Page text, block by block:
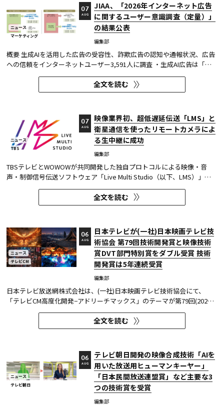
ニュース
マーケティング
JIAA、「2026年インターネット広告
に関するユーザー意識調査（定量）」
の結果公表
編集部
07
AUG
概要 生成AIを活用した広告の受容性、詐欺広告の認知や通報状況、広告
への信頼をインターネットユーザー3,591人に調査 ・生成AI広告は「条
件が整えば活用してよい」が52.0%。AI活用の明示や権利処理など、透
明性への配慮が受容の前提になる。 ・詐欺広告は各タイプとも70％の認
知があり、過去1年以内の接触経験は10～20％台。一方、通報経...
全文を読む
ニュース
TBS
映像業界初、超低遅延伝送「LMS」と
衛星通信を使ったリモートカメラによ
る生中継に成功
編集部
07
AUG
TBSテレビとWOWOWが共同開発した独自プロトコルによる映像・音
声・制御信号伝送ソフトウェア「Live Multi Studio（以下、LMS）」
が、JCOM株式会社（以下、J:COM）の生中継の特別番組に採用され
た。2026年6月16日にJ:COMが放送した『北海道神宮例祭 神輿渡御』に
おいて、J:COMチャンネル（※1）、地域情報アプリ「ど・ろーかる」
全文を読む
ニュース
テレビCM
日本テレビが(一社)日本映画テレビ技
術協会 第79回技術開発賞と映像技術
賞DVT部門特別賞をダブル受賞 技術
開発賞は5年連続受賞
編集部
06
AUG
日本テレビ放送網株式会社は、(一社)日本映画テレビ技術協会にて、
「テレビCM高度化開発−アドリーチマックス」のテーマが第79回(2025
年度)技術開発賞を、「TOKYO巫女忍者」が映像技術賞 DVT(デジタルビ
ジュアル技術)部門 特別賞を受賞したことを発表した。技術開発賞部門
では、昨年に続き5年連続の受賞となる。 この賞は毎年、放送に関連
全文を読む
ニュース
テレビ朝日
テレビ朝日開発の映像合成技術「AIを
用いた放送用ヒューマンキーヤー」
「日本民間放送連盟賞」など主要な3
つの技術賞を受賞
編集部
06
AUG